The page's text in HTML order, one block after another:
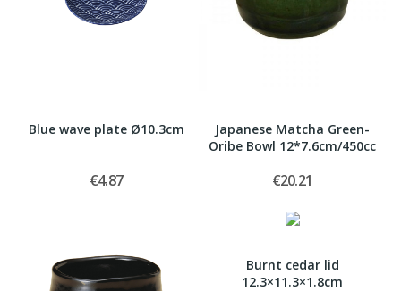
Blue wave plate Ø10.3cm
€4.87
Japanese Matcha Green-
Oribe Bowl 12*7.6cm/450cc
€20.21
Burnt cedar lid
12.3×11.3×1.8cm